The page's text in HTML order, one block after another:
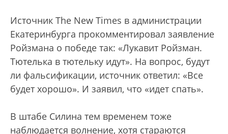
Источник The New Times в администрации
Екатеринбурга прокомментировал заявление
Ройзмана о победе так: «Лукавит Ройзман.
Тютелька в тютельку идут». На вопрос, будут
ли фальсификации, источник ответил: «Все
будет хорошо». И заявил, что «идет спать».
В штабе Силина тем временем тоже
наблюдается волнение, хотя стараются